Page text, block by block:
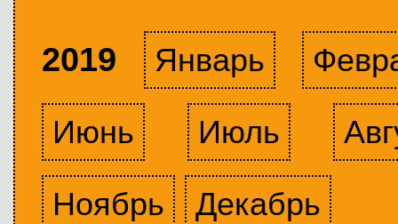
2019 Январь
Июнь
Июль
Ноябрь
Декабрь